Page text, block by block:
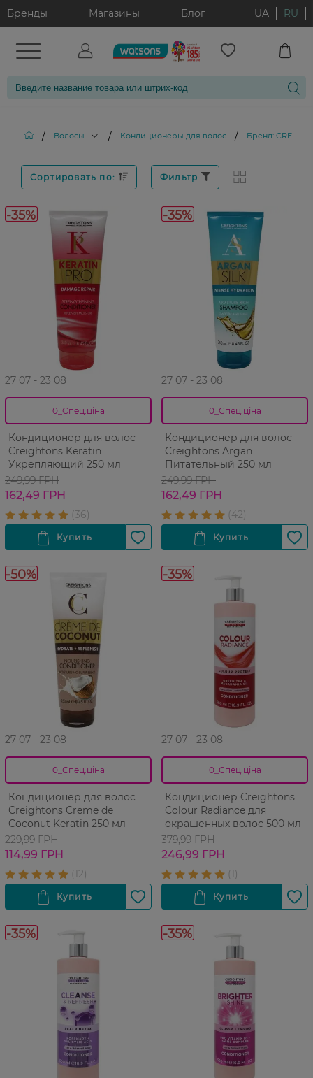
Бренды Магазины Блог UA RU
/ Волосы / Кондиционеры для волос / Бренд:
Сортировать по: Фильтр
-35%
27 07 - 23 08
0_Спец.ціна
Кондиционер для волос
Creightons Keratin
Укрепляющий 250 мл
249,99 ГРН
162,49 ГРН
-35%
27 07 - 23 08
0_Спец.ціна
Кондиционер для волос
Creightons Argan
Питательный 250 мл
249,99 ГРН
162,49 ГРН
-50%
27 07 - 23 08
0_Спец.ціна
Кондиционер для волос
Creightons Creme de
Coconut Keratin 250 мл
229,99 ГРН
114,99 ГРН
-35%
27 07 - 23 08
0_Спец.ціна
Кондиционер Creightons
Colour Radiance для
окрашенных волос 500 мл
379,99 ГРН
246,99 ГРН
-35% -35%